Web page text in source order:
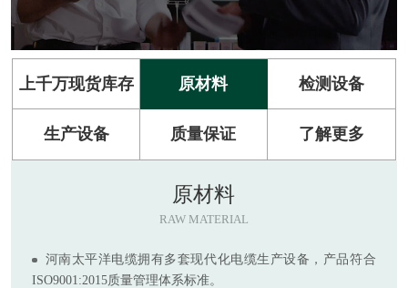
上千万现货库存 原材料 检测设备
生产设备 质量保证 了解更多
原材料
RAW MATERIAL
河南太平洋电缆拥有多套现代化电缆生产设备，产品符合
ISO9001:2015质量管理体系标准。